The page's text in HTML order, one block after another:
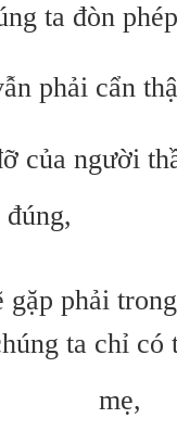
ta đòn
phải cẩn
của người
đúng,
phải
ta chỉ có
mẹ,